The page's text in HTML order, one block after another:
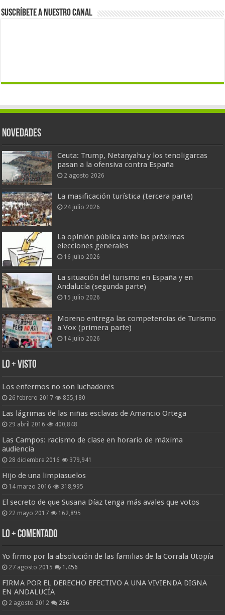
Suscríbete a nuestro canal
Novedades
Ceuta: Trump, Netanyahu y los tenoligarcas
pasan a la ofensiva contra España
2 agosto 2026
La masificación turística (tercera parte)
24 julio 2026
La opinión pública ante las próximas
elecciones generales
16 julio 2026
La situación del turismo en España y en
Andalucía (segunda parte)
15 julio 2026
Moreno entrega las competencias de Turismo
a Vox (primera parte)
14 julio 2026
Lo + Visto
Los enfermos no son luchadores
26 febrero 2017 855,180
Las lágrimas de las niñas esclavas de Amancio Ortega
29 abril 2016 400,848
Las Campos: racismo de clase en horario de máxima
audiencia
28 diciembre 2016 379,941
Hijo de una limpiasuelos
14 marzo 2016 318,995
El secreto de que Susana Díaz tenga más avales que votos
22 mayo 2017 162,895
Lo + Comentado
Yo firmo por la absolución de las familias de la Corrala Utopía
27 agosto 2015 1.456
FIRMA POR EL DERECHO EFECTIVO A UNA VIVIENDA DIGNA
EN ANDALUCÍA
2 agosto 2012 286